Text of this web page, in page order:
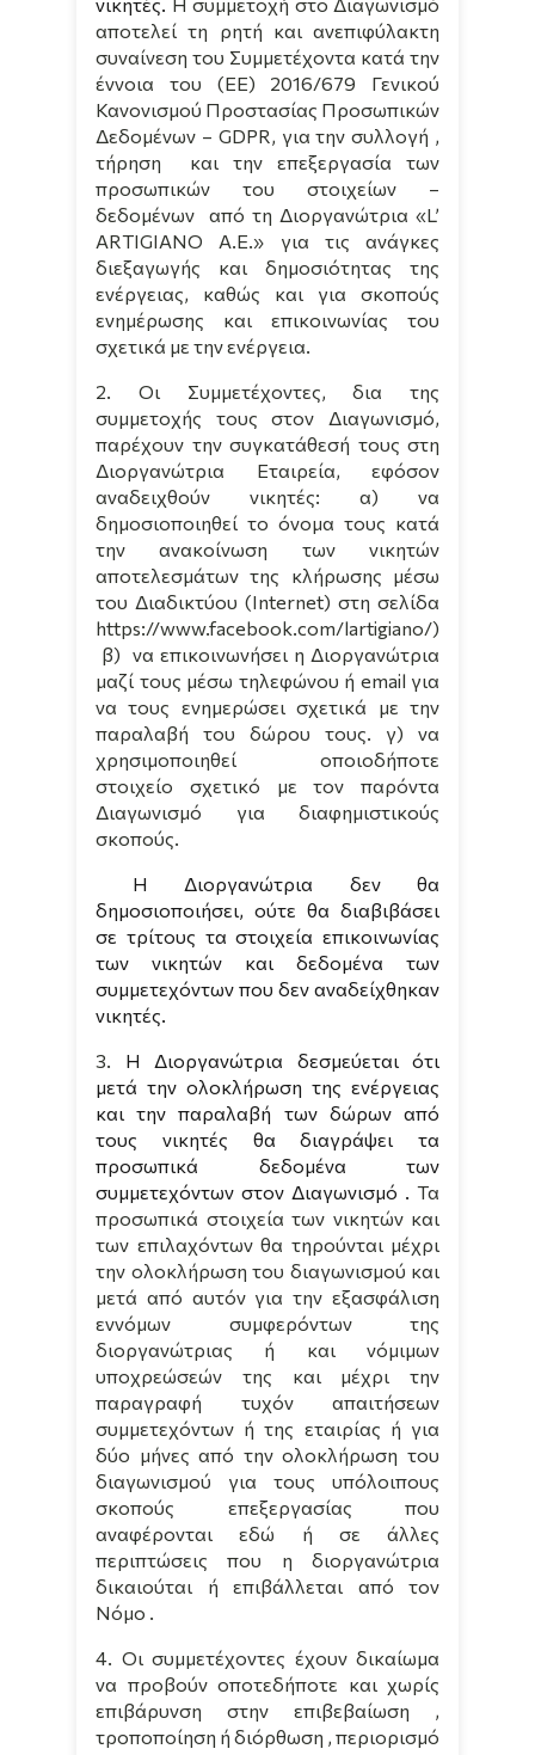
αποτελεί τη ρητή και ανεπιφύλακτη
συναίνεση του Συμμετέχοντα κατά την
έννοια του (EE) 2016/679 Γενικού
Κανονισμού Προστασίας Προσωπικών
Δεδομένων – GDPR, για την συλλογή ,
τήρηση
και την επεξεργασία των
προσωπικών του στοιχείων –
δεδομένων
από τη Διοργανώτρια «L’
ARTIGIANO
A.E.» για τις ανάγκες
διεξαγωγής και δημοσιότητας της
ενέργειας, καθώς και για σκοπούς
ενημέρωσης και επικοινωνίας του
σχετικά με την ενέργεια.
2. Οι Συμμετέχοντες, δια της
συμμετοχής τους στον Διαγωνισμό,
παρέχουν την συγκατάθεσή τους στη
Διοργανώτρια Εταιρεία, εφόσον
αναδειχθούν νικητές: α) να
δημοσιοποιηθεί το όνομα τους κατά
την ανακοίνωση των νικητών
αποτελεσμάτων της κλήρωσης μέσω
του Διαδικτύου (Internet) στη σελίδα
https://www.facebook.com/lartigiano/)
β) να επικοινωνήσει η Διοργανώτρια
μαζί τους μέσω τηλεφώνου ή email για
να τους ενημερώσει σχετικά με την
παραλαβή του δώρου τους. γ) να
χρησιμοποιηθεί
οποιοδήποτε
στοιχείο σχετικό με τον παρόντα
Διαγωνισμό για διαφημιστικούς
σκοπούς.
Η Διοργανώτρια δεν θα
δημοσιοποιήσει, ούτε θα διαβιβάσει
σε τρίτους τα στοιχεία επικοινωνίας
των νικητών και δεδομένα των
συμμετεχόντων που δεν αναδείχθηκαν
νικητές.
3. Η Διοργανώτρια δεσμεύεται ότι
μετά την ολοκλήρωση της ενέργειας
και την παραλαβή των δώρων από
τους νικητές θα διαγράψει τα
προσωπικά δεδομένα των
συμμετεχόντων στον Διαγωνισμό . Τα
προσωπικά στοιχεία των νικητών και
των επιλαχόντων θα τηρούνται μέχρι
την ολοκλήρωση του διαγωνισμού και
μετά από αυτόν για την εξασφάλιση
εννόμων συμφερόντων της
διοργανώτριας ή και νόμιμων
υποχρεώσεών της και μέχρι την
παραγραφή τυχόν απαιτήσεων
συμμετεχόντων ή της εταιρίας ή για
δύο μήνες από την ολοκλήρωση του
διαγωνισμού για τους υπόλοιπους
σκοπούς επεξεργασίας που
αναφέρονται εδώ ή σε άλλες
περιπτώσεις που η διοργανώτρια
δικαιούται ή επιβάλλεται από τον
Νόμο .
4. Οι συμμετέχοντες έχουν δικαίωμα
να προβούν οποτεδήποτε και χωρίς
επιβάρυνση στην επιβεβαίωση ,
τροποποίηση ή διόρθωση , περιορισμό